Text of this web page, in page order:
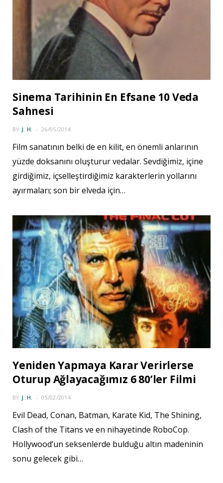
Sinema Tarihinin En Efsane 10 Veda
Sahnesi
BY J. H. 26/05/2014
Film sanatının belki de en kilit, en önemli anlarının
yüzde doksanını oluşturur vedalar. Sevdiğimiz, içine
girdiğimiz, içselleştirdiğimiz karakterlerin yollarını
ayırmaları; son bir elveda için…
Yeniden Yapmaya Karar Verirlerse
Oturup Ağlayacağımız 6 80’ler Filmi
BY J. H. 05/02/2014
Evil Dead, Conan, Batman, Karate Kid, The Shining,
Clash of the Titans ve en nihayetinde RoboCop.
Hollywood’un seksenlerde bulduğu altın madeninin
sonu gelecek gibi…